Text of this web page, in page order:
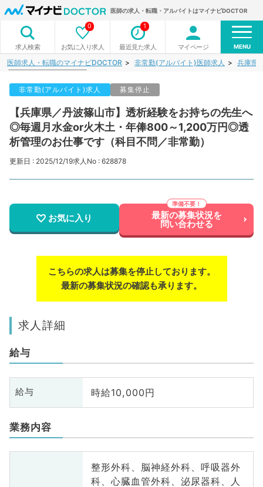
医師の求人・転職・アルバイトはマイナビDOCTOR
求人検索 お気に入り求人
0
最近見た求人
1
マイページ MENU
医師求人・転職のマイナビDOCTOR 非常勤(アルバイト)医師求人 兵庫県
非常勤(アルバイト)求人 募集停止
【兵庫県／丹波篠山市】透析経験をお持ちの先生へ
◎毎週月水金or火木土・年俸800～1,200万円◎透
析管理のお仕事です（科目不問／非常勤）
更新日 : 2025/12/19求人No : 628878
お気に入り 最新の募集状況を
問い合わせる
こちらの求人は募集を停止しております。
最新の募集状況の確認も承ります。
求人詳細
給与
給与 時給10,000円
業務内容
整形外科、脳神経外科、呼吸器外
科、心臓血管外科、泌尿器科、人